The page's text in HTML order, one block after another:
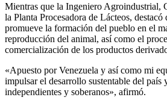
Mientras que la Ingeniero Agroindustrial,
la Planta Procesadora de Lácteos,
promueve la formación del pueblo en el
reproducción del animal, así como el
comercialización de los productos
«Apuesto por Venezuela y así como mi
impulsar el desarrollo sustentable del país
independientes y soberanos», afirmó.